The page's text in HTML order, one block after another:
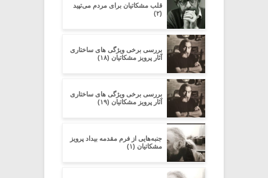
قلب مشکاتیان برای مردم می‌تپید
(۲)
بررسی برخی ویژگی های ساختاری
آثار پرویز مشکاتیان (۱۸)
بررسی برخی ویژگی های ساختاری
آثار پرویز مشکاتیان (۱۹)
جنبه‌هایی از فرم مقدمه‌ بیداد پرویز
مشکاتیان (۱)